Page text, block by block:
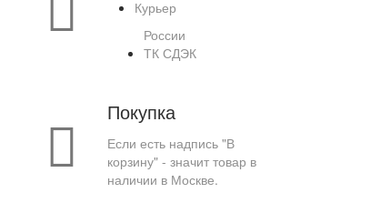
Курьер
России
ТК СДЭК
Покупка
Если есть надпись "В
корзину" - значит товар в
наличии в Москве.